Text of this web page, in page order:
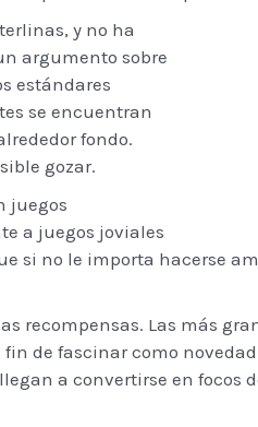
y no ha
argumento sobre
estándares
se encuentran
fondo.
gozar.
juegos
a juegos joviales
si no le importa hacerse
recompensas. Las más
de fascinar como
a convertirse en focos